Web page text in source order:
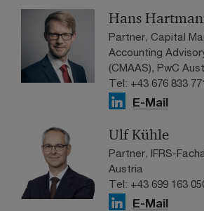
Hans
Partner, Capital
Accounting
(CMAAS), PwC
Tel: +43 676 833
E-Mail
Ulf Kühle
Partner, IFRS-
Austria
Tel: +43 699 163
E-Mail